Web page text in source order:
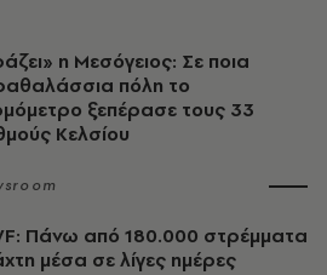
η Μεσόγειος: Σε ποια
πόλη το
ξεπέρασε τους 33
Κελσίου
Πάνω από 180.000 στρέμματα
μέσα σε λίγες ημέρες